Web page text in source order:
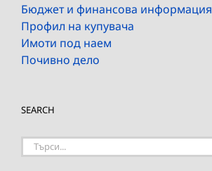
Бюджет и финансова информация
Профил на купувача
Имоти под наем
Почивно дело
SEARCH
Търсене